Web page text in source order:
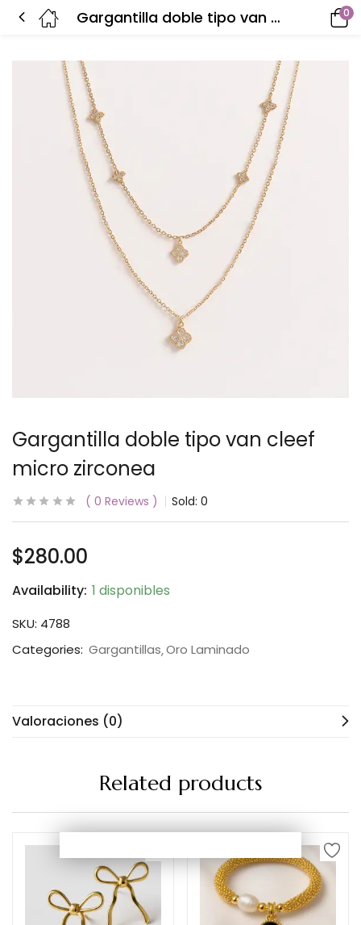
Gargantilla doble tipo van cleef micro zirconea 0
Gargantilla doble tipo van cleef
micro zirconea
0 Reviews Sold: 0
$280.00
Availability: 1 disponibles
SKU: 4788
Categories: Gargantillas Oro Laminado
Valoraciones (0)
Related products